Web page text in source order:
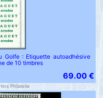
Golfe : Etiquette autoadhésive
de 10 timbres
69.00 €
Philatelie